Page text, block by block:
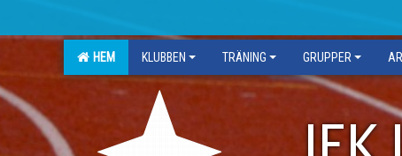
HEM KLUBBEN TRÄNING GRUPPER